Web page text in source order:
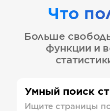
Что
Больше
функции и
Умный поиск
Ищите страницы